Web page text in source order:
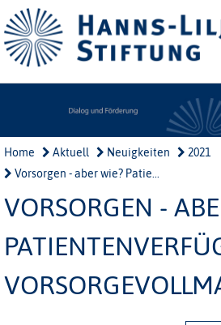
Home Aktuell Neuigkeiten
2021
Vorsorgen - aber wie? Patie...
VORSORGEN -